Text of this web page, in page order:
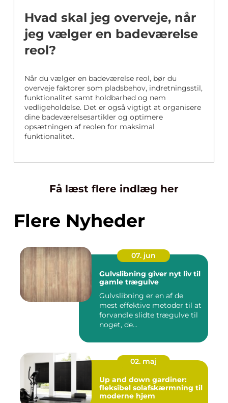
Hvad skal jeg overveje, når
jeg vælger en badeværelse
reol?
Når du vælger en badeværelse reol, bør du
overveje faktorer som pladsbehov, indretningsstil,
funktionalitet samt holdbarhed og nem
vedligeholdelse. Det er også vigtigt at organisere
dine badeværelsesartikler og optimere
opsætningen af reolen for maksimal
funktionalitet.
Få læst flere indlæg her
Flere Nyheder
07. jun
Gulvslibning giver nyt liv til
gamle trægulve
Gulvslibning er en af de
mest effektive metoder til at
forvandle slidte trægulve til
noget, de...
02. maj
Up and down gardiner:
fleksibel solafskærmning til
moderne hjem